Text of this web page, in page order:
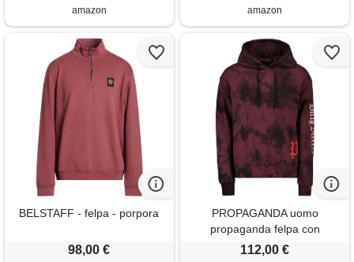
amazon
amazon
BELSTAFF - felpa - porpora
98,00 €
PROPAGANDA uomo
propaganda felpa con
cappuccio gizmo tie dye
112,00 €